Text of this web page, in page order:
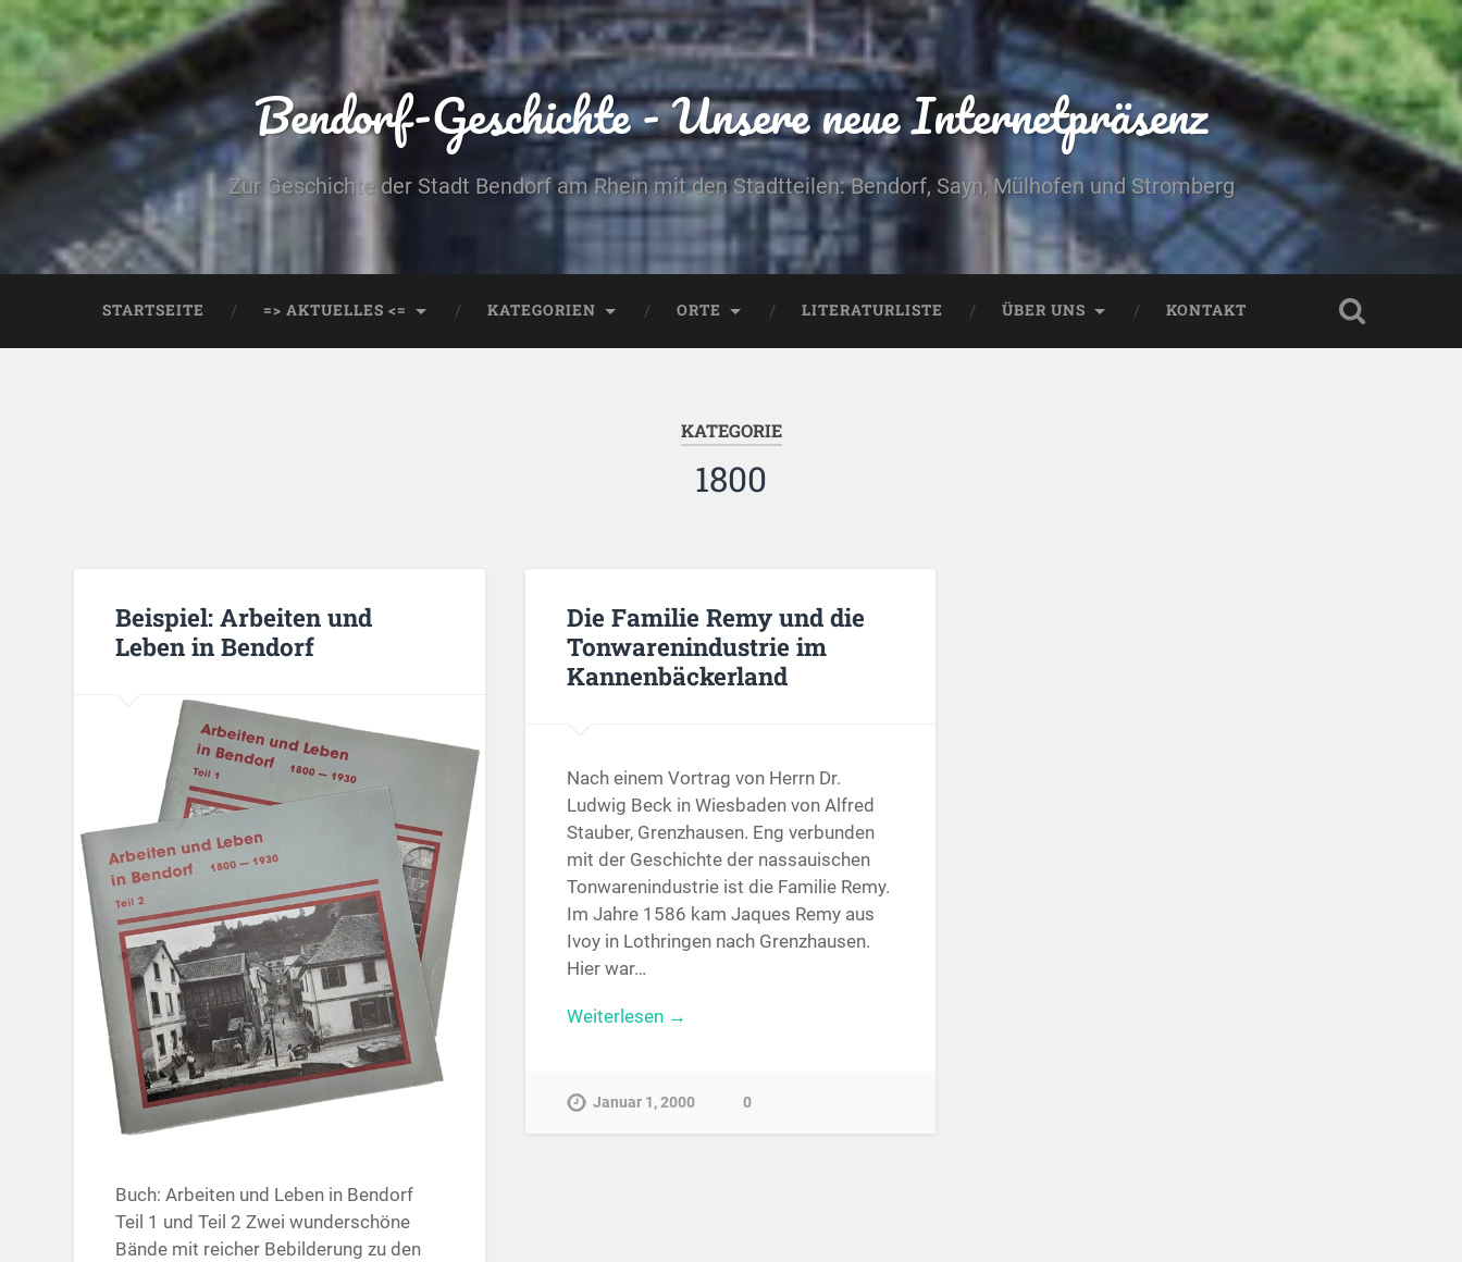
Bendorf-Geschichte - Unsere neue Internetpräsenz
Zur Geschichte der Stadt Bendorf am Rhein mit den Stadtteilen: Bendorf, Sayn, Mülhofen und Stromberg
STARTSEITE => AKTUELLES <= KATEGORIEN ORTE LITERATURLISTE ÜBER UNS KONTAKT
KATEGORIE
1800
Beispiel: Arbeiten und
Leben in Bendorf
Buch: Arbeiten und Leben in Bendorf
Teil 1 und Teil 2 Zwei wunderschöne
Bände mit reicher Bebilderung zu den
Die Familie Remy und die
Tonwarenindustrie im
Kannenbäckerland
Nach einem Vortrag von Herrn Dr.
Ludwig Beck in Wiesbaden von Alfred
Stauber, Grenzhausen. Eng verbunden
mit der Geschichte der nassauischen
Tonwarenindustrie ist die Familie Remy.
Im Jahre 1586 kam Jaques Remy aus
Ivoy in Lothringen nach Grenzhausen.
Hier war…
Weiterlesen →
Januar 1, 2000 0